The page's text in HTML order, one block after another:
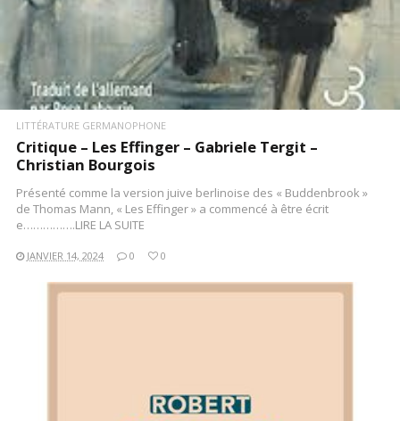
LITTÉRATURE GERMANOPHONE
Critique – Les Effinger – Gabriele Tergit –
Christian Bourgois
Présenté comme la version juive berlinoise des « Buddenbrook »
de Thomas Mann, « Les Effinger » a commencé à être écrit
e…………….LIRE LA SUITE
JANVIER 14, 2024 0 0